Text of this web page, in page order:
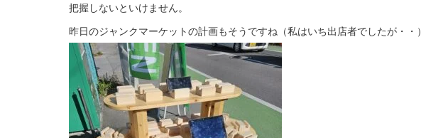
把握しないといけません。
昨日のジャンクマーケットの計画もそうですね（私はいち出店者でしたが・・）